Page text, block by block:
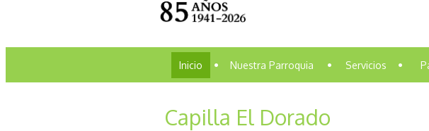
Inicio • Nuestra Parroquia • Servicios •
Capilla El Dorado